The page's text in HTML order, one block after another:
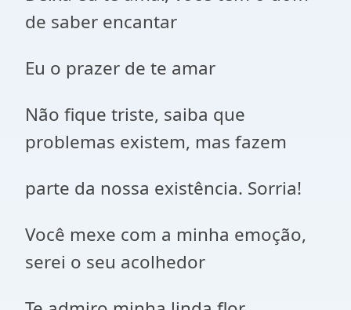
de saber encantar
Eu o prazer de te amar
Não fique triste, saiba que
problemas existem, mas fazem
parte da nossa existência. Sorria!
Você mexe com a minha emoção,
serei o seu acolhedor